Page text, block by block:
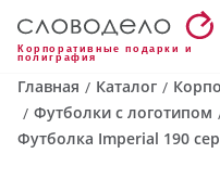
Корпоративные подарки и
полиграфия
Главная / Каталог /
/ Футболки с логотипом
Футболка Imperial 190